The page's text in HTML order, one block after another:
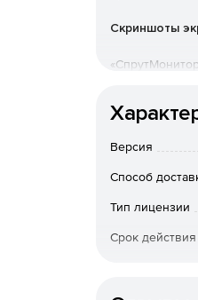
Скриншоты
Мониторинг
Программы и
Кейлоггер
Фиксирует
Версия
Способ
Тип лицензии
Срок действия